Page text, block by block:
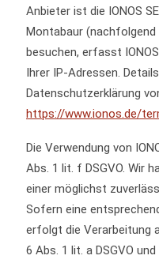
Anbieter ist die IONOS
Montabaur (nachfolgend
besuchen, erfasst
Ihrer IP-Adressen.
Datenschutzerklärung
https://www.ionos.de/
Die Verwendung von
Abs. 1 lit. f DSGVO. Wir
einer möglichst
Sofern eine
erfolgt die Verarbeitung
6 Abs. 1 lit. a DSGVO